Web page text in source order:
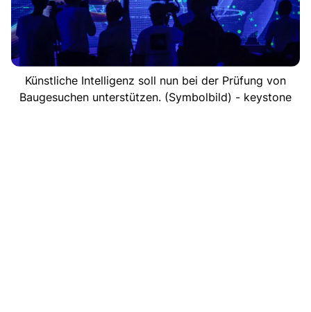
Künstliche Intelligenz soll nun bei der Prüfung von
Baugesuchen unterstützen. (Symbolbild) - keystone